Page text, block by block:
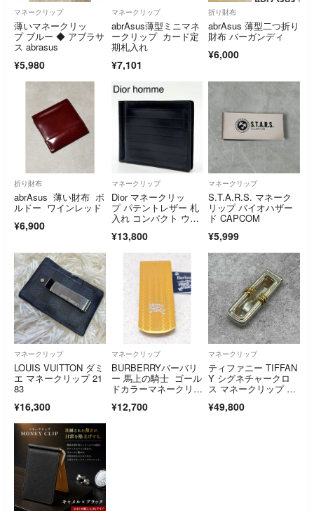
マネークリップ
薄いマネークリッ
プ ブルー ◆ アブラサ
ス abrasus
¥5,980
マネークリップ
abrAsus薄型ミニマネ
ークリップ カード定
期札入れ
¥7,101
折り財布
abrAsus 薄型二つ折り
財布 バーガンディ
¥6,000
折り財布
abrAsus 薄い財布 ボ
ルドー ワインレッド
¥6,900
マネークリップ
Dior マネークリッ
プ パテントレザー 札
入れ コンパクト ウォ
¥13,800
マネークリップ
S.T.A.R.S. マネーク
リップ バイオハザー
ド CAPCOM
¥5,999
マネークリップ
LOUIS VUITTON ダミ
エ マネークリップ 21
83
¥16,300
マネークリップ
BURBERRYバーバリ
ー 馬上の騎士 ゴール
ドカラーマネークリッ
¥12,700
マネークリップ
ティファニー TIFFAN
Y シグネチャークロ
ス マネークリップ S
¥49,800